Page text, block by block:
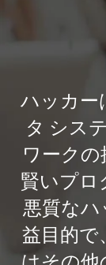
ハッカー
タ シス
ワーク
賢いプロ
悪質な
益目的で